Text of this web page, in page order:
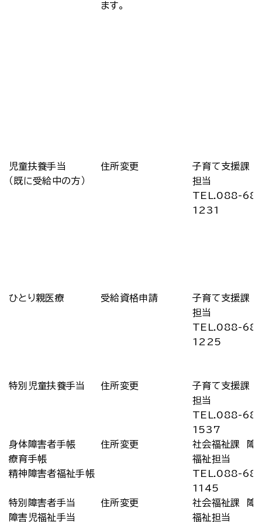
ます。
児童扶養手当
（既に受給中の方）
住所変更
子育て支援課
担当
TEL.088-
1231
ひとり親医療 受給資格申請
子育て支援課
担当
TEL.088-
1225
特別児童扶養手当 住所変更
子育て支援課
担当
TEL.088-
1537
身体障害者手帳
療育手帳
精神障害者福祉手帳
住所変更
社会福祉課 障
福祉担当
TEL.088-
1145
特別障害者手当
障害児福祉手当
住所変更
社会福祉課 障
福祉担当